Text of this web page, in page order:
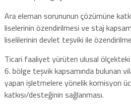
Ara eleman sorununun çözümüne
liselerinin özendirilmesi ve staj
liselilerinin devlet teşviki ile
Ticari faaliyet yürüten ulusal
6. bölge teşvik kapsamında bulunan
yapan işletmelere yönelik komisyon
katkısı/desteğinin sağlanması.